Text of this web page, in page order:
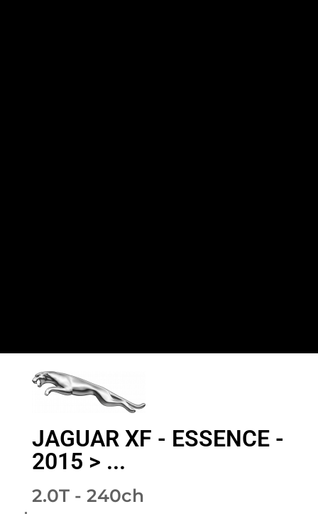
JAGUAR XF - ESSENCE -
2015 > ...
2.0T - 240ch